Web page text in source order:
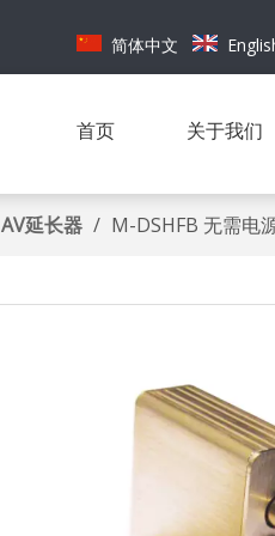
简体中文
首页 关于我们
AV延长器 / M-DSHFB 无需电